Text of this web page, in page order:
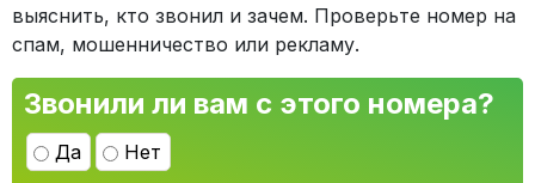
выяснить, кто звонил и зачем. Проверьте номер на
спам, мошенничество или рекламу.
Звонили ли вам с этого номера?
Да Нет